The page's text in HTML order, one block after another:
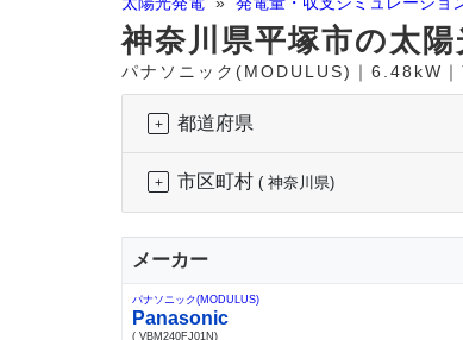
神奈川県平塚市の太
パナソニック(MODULUS)｜6.48kW｜
都道府県
市区町村 ( 神奈川県)
メーカー
パナソニック(MODULUS)
Panasonic
( VBM240FJ01N)